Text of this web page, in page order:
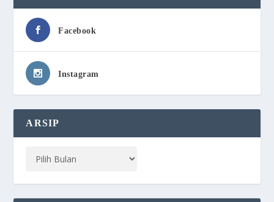
Facebook
Instagram
ARSIP